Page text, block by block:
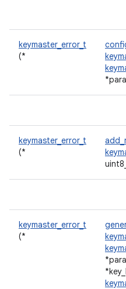
keymaster_error_t
(*
keymaster_error_t
(*
keymaster_error_t
(*